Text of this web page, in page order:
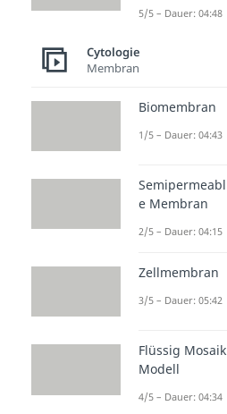
5/5 – Dauer: 04:48
Cytologie
Membran
Biomembran
1/5 – Dauer: 04:43
Semipermeabl
e Membran
2/5 – Dauer: 04:15
Zellmembran
3/5 – Dauer: 05:42
Flüssig Mosaik
Modell
4/5 – Dauer: 04:34